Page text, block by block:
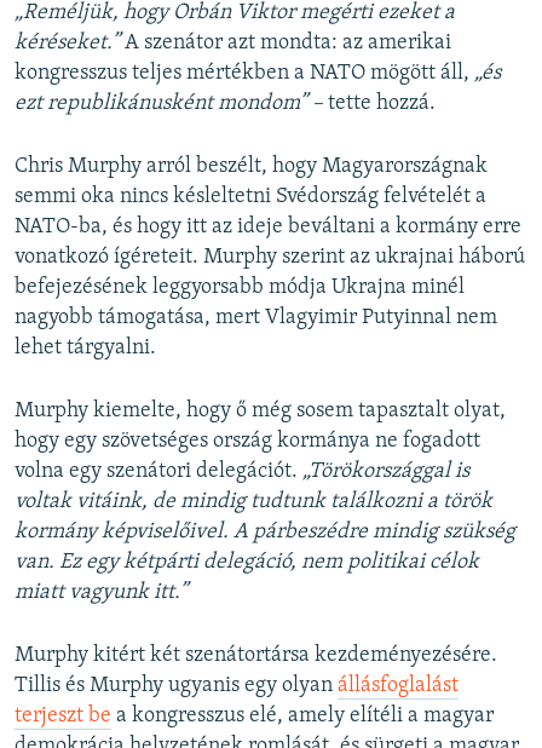
„Reméljük, hogy Orbán Viktor megérti ezeket a
kéréseket.”A szenátor azt mondta: az amerikai
kongresszus teljes mértékben a NATO mögött áll, „és
ezt republikánusként mondom” – tette hozzá.
Chris Murphy arról beszélt, hogy Magyarországnak
semmi oka nincs késleltetni Svédország felvételét a
NATO-ba, és hogy itt az ideje beváltani a kormány erre
vonatkozó ígéreteit. Murphy szerint az ukrajnai háború
befejezésének leggyorsabb módja Ukrajna minél
nagyobb támogatása, mert Vlagyimir Putyinnal nem
lehet tárgyalni.
Murphy kiemelte, hogy ő még sosem tapasztalt olyat,
hogy egy szövetséges ország kormánya ne fogadott
volna egy szenátori delegációt. „Törökországgal is
voltak vitáink, de mindig tudtunk találkozni a török
kormány képviselőivel. A párbeszédre mindig szükség
van. Ez egy kétpárti delegáció, nem politikai célok
miatt vagyunk itt.”
Murphy kitért két szenátortársa kezdeményezésére.
Tillis és Murphy ugyanis egy olyan állásfoglalást
terjeszt be a kongresszus elé, amely elítéli a magyar